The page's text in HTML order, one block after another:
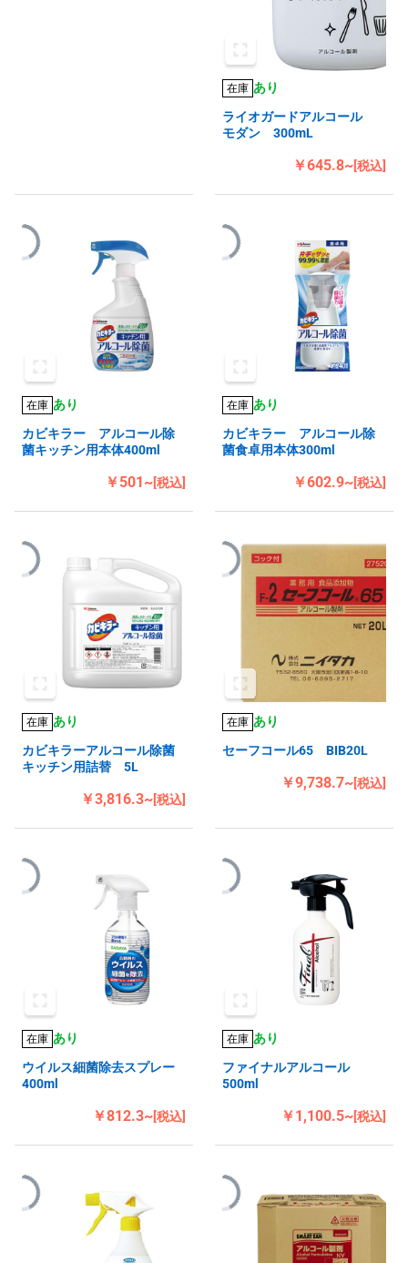
在庫 あり
ライオガードアルコール
モダン 300mL
￥645.8~[税込]
在庫 あり
カビキラー アルコール除
菌キッチン用本体400ml
￥501~[税込]
在庫 あり
カビキラー アルコール除
菌食卓用本体300ml
￥602.9~[税込]
在庫 あり
カビキラーアルコール除菌
キッチン用詰替 5L
￥3,816.3~[税込]
在庫 あり
セーフコール65 BIB20L
￥9,738.7~[税込]
在庫 あり
ウイルス細菌除去スプレー
400ml
￥812.3~[税込]
在庫 あり
ファイナルアルコール
500ml
￥1,100.5~[税込]